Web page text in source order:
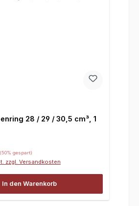
28 / 29 / 30,5 cm³, 1
(50% gespart)
zzgl. Versandkosten
In den Warenkorb